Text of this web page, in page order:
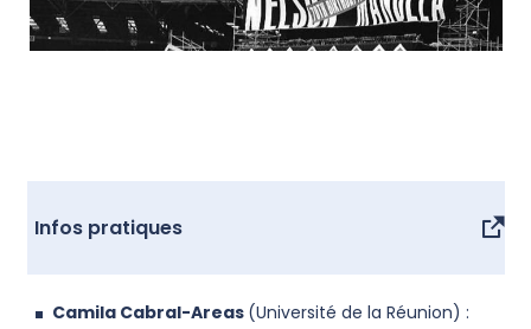
Infos pratiques
Camila Cabral-Areas (Université de la Réunion) :